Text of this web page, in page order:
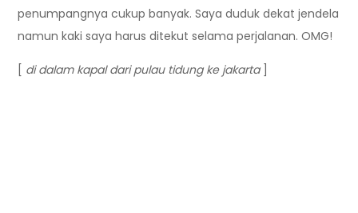
penumpangnya cukup banyak. Saya duduk dekat jendela
namun kaki saya harus ditekut selama perjalanan. OMG!
[ di dalam kapal dari pulau tidung ke jakarta]